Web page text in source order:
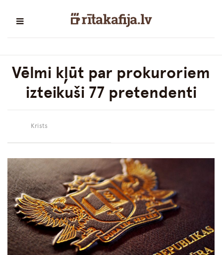
Vēlmi kļūt par prokuroriem
izteikuši 77 pretendenti
Krists